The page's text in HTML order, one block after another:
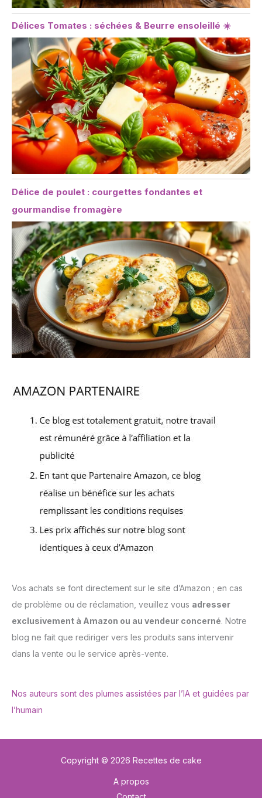
Délices Tomates : séchées & Beurre ensoleillé ☀️
Délice de poulet : courgettes fondantes et
gourmandise fromagère
Vos achats se font directement sur le site d’Amazon ; en cas
de problème ou de réclamation, veuillez vous adresser
exclusivement à Amazon ou au vendeur concerné. Notre
blog ne fait que rediriger vers les produits sans intervenir
dans la vente ou le service après-vente.
Nos auteurs sont des plumes assistées par l’IA et guidées par
l’humain
Copyright © 2026 Recettes de cake
A propos